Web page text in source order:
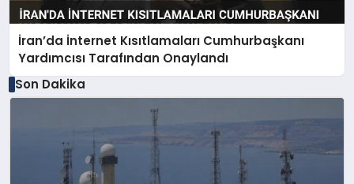
İran’da İnternet Kısıtlamaları Cumhurbaşkanı
Yardımcısı Tarafından Onaylandı
Son Dakika